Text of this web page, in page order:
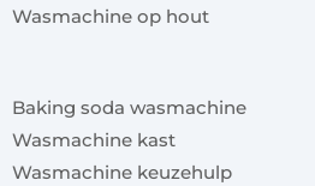
Wasmachine op hout
Baking soda wasmachine
Wasmachine kast
Wasmachine keuzehulp